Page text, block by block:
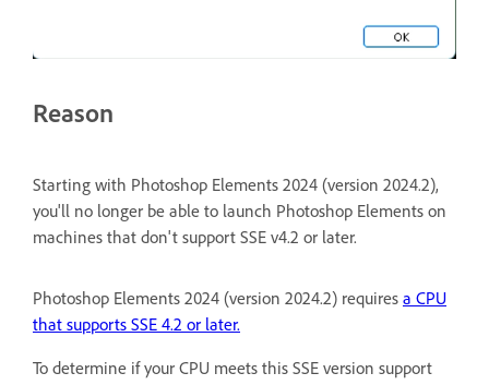
Reason
Starting with Photoshop Elements 2024 (version 2024.2),
you'll no longer be able to launch Photoshop Elements on
machines that don't support SSE v4.2 or later.
Photoshop Elements 2024 (version 2024.2) requires a CPU
that supports SSE 4.2 or later.
To determine if your CPU meets this SSE version support